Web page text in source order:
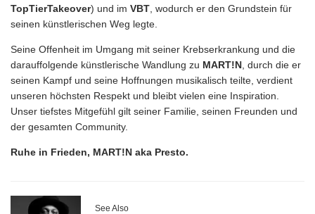
TopTierTakeover) und im VBT, wodurch er den Grundstein für
seinen künstlerischen Weg legte.
Seine Offenheit im Umgang mit seiner Krebserkrankung und die
darauffolgende künstlerische Wandlung zu MART!N, durch die er
seinen Kampf und seine Hoffnungen musikalisch teilte, verdient
unseren höchsten Respekt und bleibt vielen eine Inspiration.
Unser tiefstes Mitgefühl gilt seiner Familie, seinen Freunden und
der gesamten Community.
Ruhe in Frieden, MART!N aka Presto.
See Also